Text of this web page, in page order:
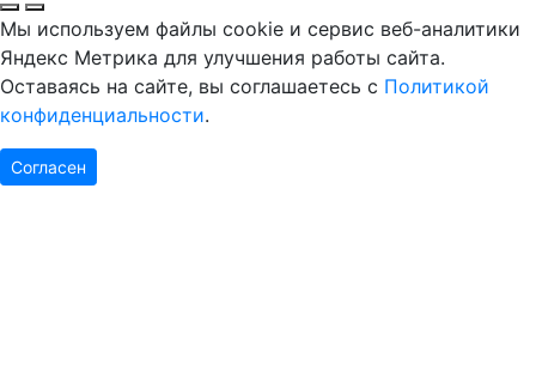
Мы используем файлы cookie и сервис веб-аналитики
Яндекс Метрика для улучшения работы сайта.
Оставаясь на сайте, вы соглашаетесь с Политикой
конфиденциальности.
Согласен